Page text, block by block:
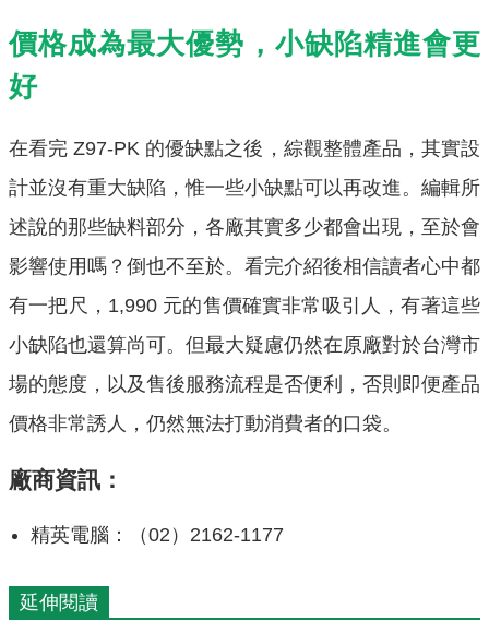
價格成為最大優勢，小缺陷精進會更
好
在看完 Z97-PK 的優缺點之後，綜觀整體產品，其實設
計並沒有重大缺陷，惟一些小缺點可以再改進。編輯所
述說的那些缺料部分，各廠其實多少都會出現，至於會
影響使用嗎？倒也不至於。看完介紹後相信讀者心中都
有一把尺，1,990 元的售價確實非常吸引人，有著這些
小缺陷也還算尚可。但最大疑慮仍然在原廠對於台灣市
場的態度，以及售後服務流程是否便利，否則即便產品
價格非常誘人，仍然無法打動消費者的口袋。
廠商資訊：
精英電腦：（02）2162-1177
延伸閱讀